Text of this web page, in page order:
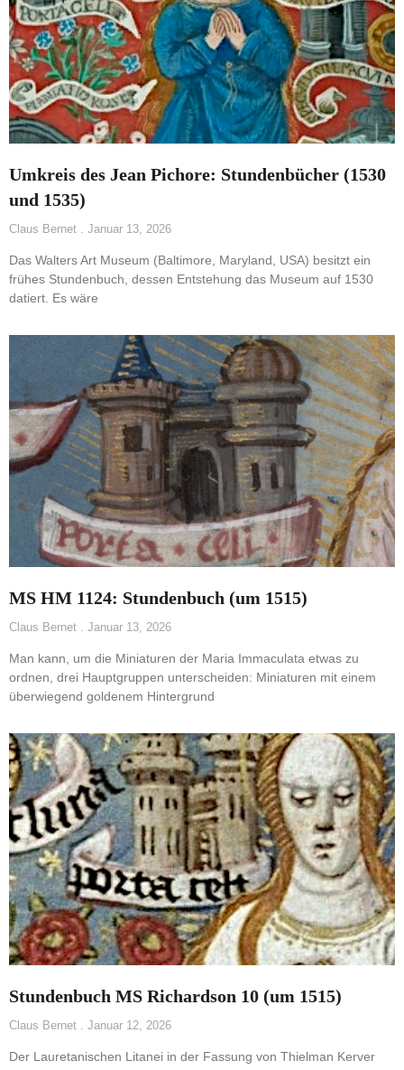
Umkreis des Jean Pichore: Stundenbücher (1530
und 1535)
Claus Bernet Januar 13, 2026
Das Walters Art Museum (Baltimore, Maryland, USA) besitzt ein
frühes Stundenbuch, dessen Entstehung das Museum auf 1530
datiert. Es wäre
MS HM 1124: Stundenbuch (um 1515)
Claus Bernet Januar 13, 2026
Man kann, um die Miniaturen der Maria Immaculata etwas zu
ordnen, drei Hauptgruppen unterscheiden: Miniaturen mit einem
überwiegend goldenem Hintergrund
Stundenbuch MS Richardson 10 (um 1515)
Claus Bernet Januar 12, 2026
Der Lauretanischen Litanei in der Fassung von Thielman Kerver